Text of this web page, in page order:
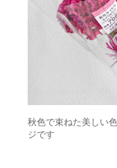
秋色で束ねた美しい
ジです